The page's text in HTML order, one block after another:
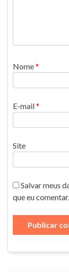
Nome*
E-mail*
Site
Salvar meus
que eu comentar.